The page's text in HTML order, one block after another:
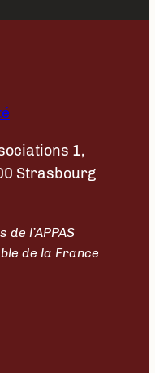
1,
Strasbourg​
de l’APPAS
de la France